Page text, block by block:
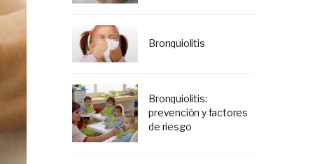
Bronquiolitis
Bronquiolitis:
prevención y factores
de riesgo